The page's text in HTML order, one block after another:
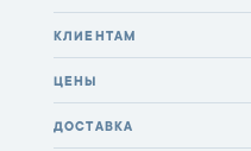
КЛИЕНТАМ
ЦЕНЫ
ДОСТАВКА